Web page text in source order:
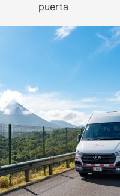
puerta